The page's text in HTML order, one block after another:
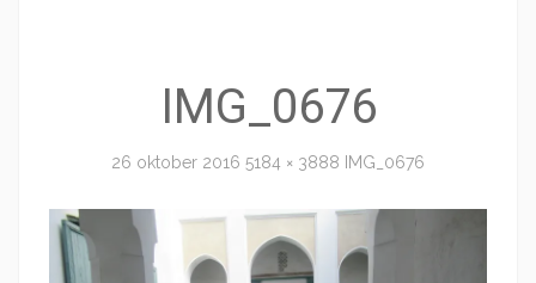
IMG_0676
26 oktober 2016 5184 × 3888 IMG_0676